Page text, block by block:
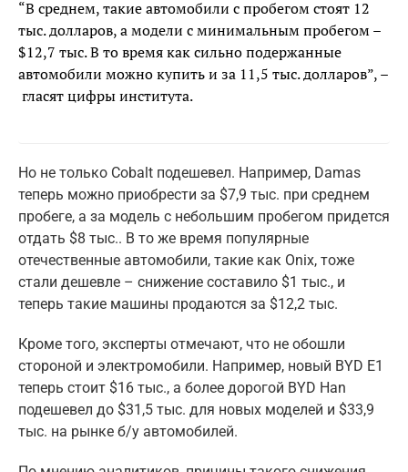
“В среднем, такие автомобили с пробегом стоят 12
тыс. долларов, а модели с минимальным пробегом –
$12,7 тыс. В то время как сильно подержанные
автомобили можно купить и за 11,5 тыс. долларов”, –
гласят цифры института.
Но не только Cobalt подешевел. Например, Damas
теперь можно приобрести за $7,9 тыс. при среднем
пробеге, а за модель с небольшим пробегом придется
отдать $8 тыс.. В то же время популярные
отечественные автомобили, такие как Onix, тоже
стали дешевле – снижение составило $1 тыс., и
теперь такие машины продаются за $12,2 тыс.
Кроме того, эксперты отмечают, что не обошли
стороной и электромобили. Например, новый BYD E1
теперь стоит $16 тыс., а более дорогой BYD Han
подешевел до $31,5 тыс. для новых моделей и $33,9
тыс. на рынке б/у автомобилей.